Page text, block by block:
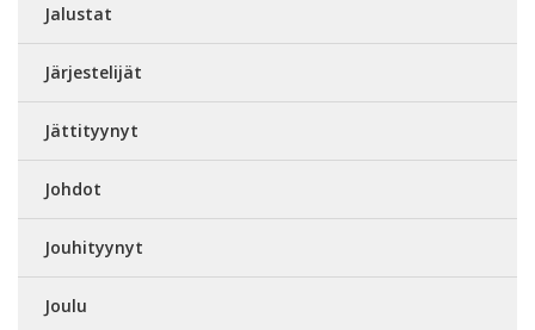
Jalustat
Järjestelijät
Jättityynyt
Johdot
Jouhityynyt
Joulu